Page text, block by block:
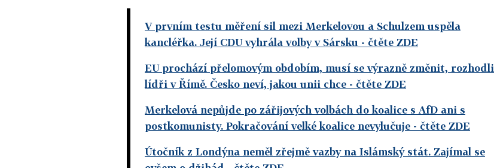
V prvním testu měření sil mezi Merkelovou a Schulzem uspěla
kancléřka. Její CDU vyhrála volby v Sársku - čtěte ZDE
EU prochází přelomovým obdobím, musí se výrazně změnit, rozhodli
lídři v Římě. Česko neví, jakou unii chce - čtěte ZDE
Merkelová nepůjde po zářijových volbách do koalice s AfD ani s
postkomunisty. Pokračování velké koalice nevylučuje - čtěte ZDE
Útočník z Londýna neměl zřejmě vazby na Islámský stát. Zajímal se